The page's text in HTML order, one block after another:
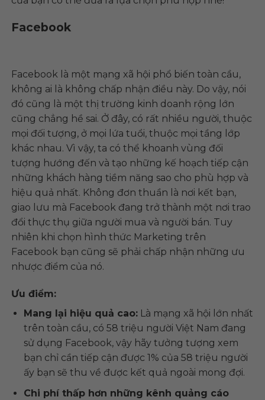
Facebook
Facebook là một mạng xã hội phổ biến toàn cầu,
không ai là không chấp nhận điều này. Do vậy, nói
đó cũng là một thị trường kinh doanh rộng lớn
cũng chẳng hề sai. Ở đây, có rất nhiều người, thuộc
mọi đối tượng, ở mọi lứa tuổi, thuộc mọi tầng lớp
khác nhau. Vì vậy, ta có thể khoanh vùng đối
tượng hướng đến và tạo những kế hoạch tiếp cận
những khách hàng tiềm năng sao cho phù hợp và
hiệu quả nhất. Không đơn thuần là nơi kết bạn,
giao lưu mà Facebook đang trở thành một nơi trao
đổi thực thụ giữa người mua và người bán. Tuy
nhiên khi chọn hình thức Marketing trên
Facebook bạn cũng sẽ phải chấp nhận những ưu
nhược điểm của nó.
Ưu điểm:
Mang lại hiệu quả cao: Là mạng xã hội lớn nhất
trên toàn cầu, có 58 triệu người Việt Nam đang
sử dụng Facebook, vậy hãy tưởng tượng xem
bạn chỉ cần tiếp cận được 1% của 58 triệu người
ấy bạn sẽ thu về được kết quả ngoài mong đợi.
Chi phí thấp hơn những kênh quảng cáo